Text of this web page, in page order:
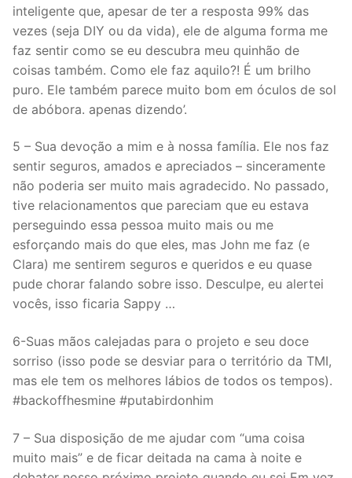
inteligente que, apesar de ter a resposta 99% das
vezes (seja DIY ou da vida), ele de alguma forma me
faz sentir como se eu descubra meu quinhão de
coisas também. Como ele faz aquilo?! É um brilho
puro. Ele também parece muito bom em óculos de sol
de abóbora. apenas dizendo’.
5 – Sua devoção a mim e à nossa família. Ele nos faz
sentir seguros, amados e apreciados – sinceramente
não poderia ser muito mais agradecido. No passado,
tive relacionamentos que pareciam que eu estava
perseguindo essa pessoa muito mais ou me
esforçando mais do que eles, mas John me faz (e
Clara) me sentirem seguros e queridos e eu quase
pude chorar falando sobre isso. Desculpe, eu alertei
vocês, isso ficaria Sappy …
6-Suas mãos calejadas para o projeto e seu doce
sorriso (isso pode se desviar para o território da TMI,
mas ele tem os melhores lábios de todos os tempos).
#backoffhesmine #putabirdonhim
7 – Sua disposição de me ajudar com “uma coisa
muito mais” e de ficar deitada na cama à noite e